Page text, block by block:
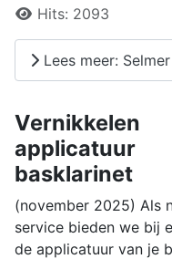
Details
Hits: 2093
Lees meer:
Vernikkelen
applicatuur
basklarinet
(november 2025) Als
service bieden we bij
de applicatuur van je